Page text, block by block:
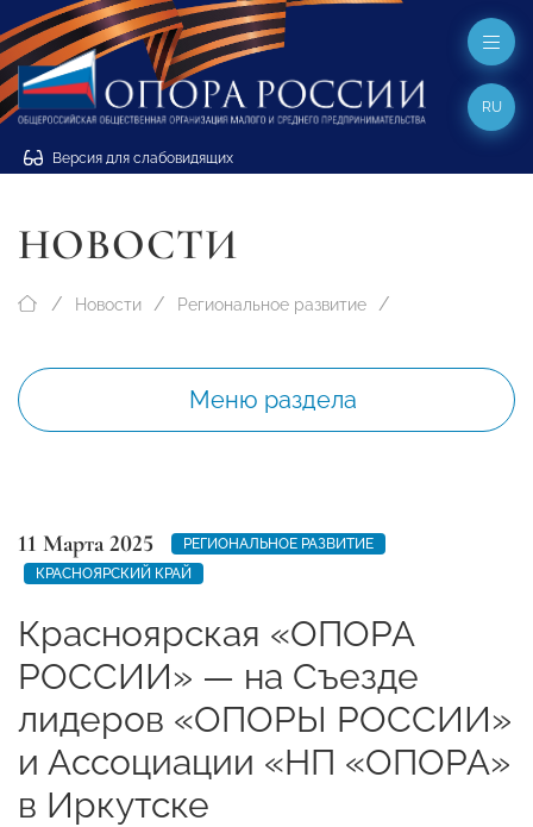
Версия для слабовидящих
RU
НОВОСТИ
Новости Региональное развитие
Меню раздела
11 Марта 2025
РЕГИОНАЛЬНОЕ РАЗВИТИЕ
КРАСНОЯРСКИЙ КРАЙ
Красноярская «ОПОРА
РОССИИ» — на Съезде
лидеров «ОПОРЫ РОССИИ»
и Ассоциации «НП «ОПОРА»
в Иркутске